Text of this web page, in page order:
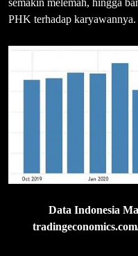
semakin melemah, hingga
PHK terhadap karyawannya.
Data Indonesia